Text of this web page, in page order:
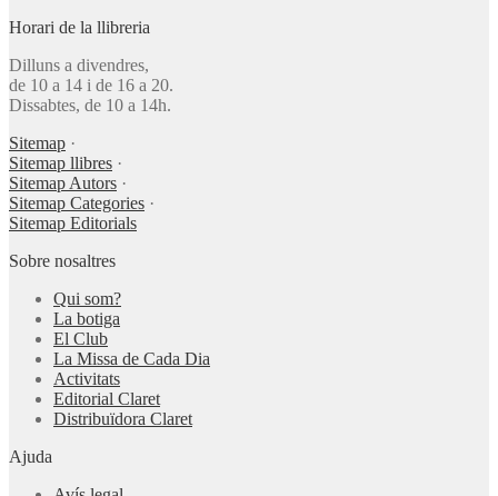
Horari de la llibreria
Dilluns a divendres,
de 10 a 14 i de 16 a 20.
Dissabtes, de 10 a 14h.
Sitemap ·
Sitemap llibres ·
Sitemap Autors ·
Sitemap Categories ·
Sitemap Editorials
Sobre nosaltres
Qui som?
La botiga
El Club
La Missa de Cada Dia
Activitats
Editorial Claret
Distribuïdora Claret
Ajuda